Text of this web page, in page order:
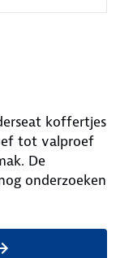
koffertjes
tot valproef
De
onderzoeken